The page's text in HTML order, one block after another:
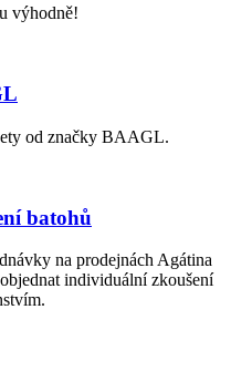
výhodně!
od značky BAAGL.
batohů
na prodejnách Agátina
individuální zkoušení